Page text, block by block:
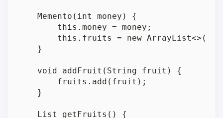
    Memento(int money) {
        this.money = money;
        this.fruits = new ArrayList<>();
    }
    void addFruit(String fruit) {
        fruits.add(fruit);
    }
    List getFruits() {